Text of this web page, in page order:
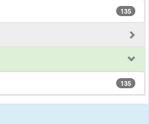
135
135